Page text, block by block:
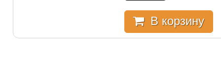
В корзину